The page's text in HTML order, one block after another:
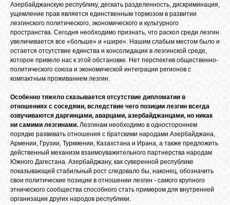
VK
TWITTER
Азербайджанскую республику, дескать разделенность, дискриминация,
ущемление прав является единственным тормозом в развитии
лезгинского политического, экономического и культурного
пространства. Сегодня необходимо признать, что раскол среди лезгин
увеличивается все «больше» и «шире». Нашим слабым местом было и
остается отсутствие единства и консолидации в лезгинской среде,
которое привело нас к этой обстановке. Нет перспектив общественно-
политического союза и экономической интеграции регионов с
компактным проживанием лезгин.
Особенно тяжело сказывается отсутствие дипломатии в
отношениях с соседями, вследствие чего позиции лезгин всегда
озвучиваются даргинцами, аварцами, азербайджанцами, но никак
ни самими лезгинами. Лезгинам необходимо в одностороннем
порядке развивать отношения с братскими народами Азербайджана,
Армении, Грузии, Туркмении, Казахстана и Ирана, а также предложить
действенный механизм взаимоуважительного партнерства народам
Южного Дагестана. Азербайджану, как суверенной республике
показывающей стабильный рост следовало бы, наконец, обозначить
свои политические позиции в отношении лезгин - самого крупного
этнического сообщества способного стать примером для внутренней
организации других народов республики.